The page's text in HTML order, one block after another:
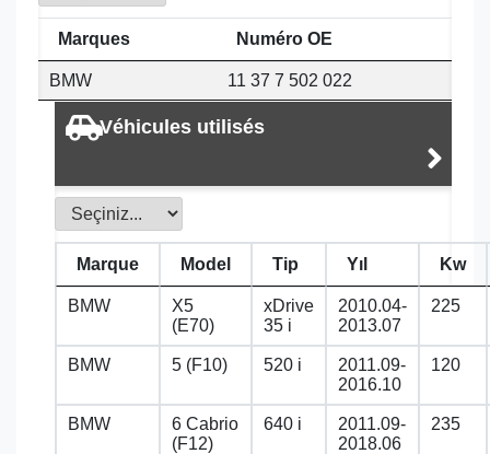
Marques Numéro OE
BMW 11 37 7 502 022
Véhicules utilisés
Marque Model Tip Yıl Kw
BMW
X5
(E70)
xDrive
35 i
2010.04-
2013.07
225
BMW 5 (F10) 520 i
2011.09-
2016.10
120
BMW
6 Cabrio
(F12)
640 i
2011.09-
2018.06
235